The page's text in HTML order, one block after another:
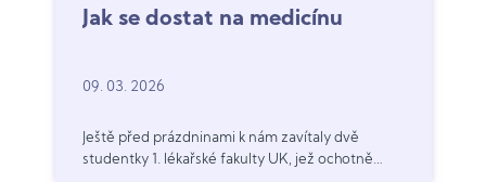
Jak se dostat na medicínu
09. 03. 2026
Ještě před prázdninami k nám zavítaly dvě
studentky 1. lékařské fakulty UK, jež ochotně